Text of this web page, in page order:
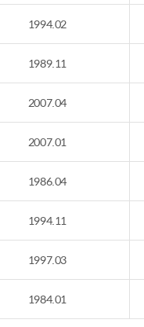
1994.02
1989.11
2007.04
2007.01
1986.04
1994.11
1997.03
1984.01